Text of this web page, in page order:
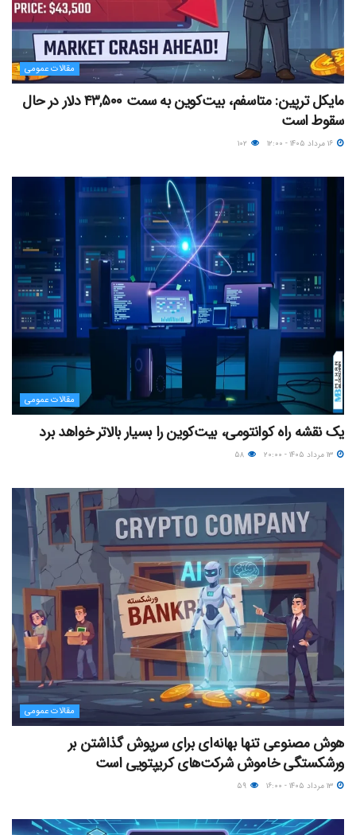
مقالات عمومی
مایکل ترپین: متاسفم، بیت‌کوین به سمت ۴۳,۵۰۰ دلار در حال
سقوط است
مقالات عمومی
یک نقشه راه کوانتومی، بیت‌کوین را بسیار بالاتر خواهد برد
مقالات عمومی
هوش مصنوعی تنها بهانه‌ای برای سرپوش گذاشتن بر
ورشکستگی خاموش شرکت‌های کریپتویی است